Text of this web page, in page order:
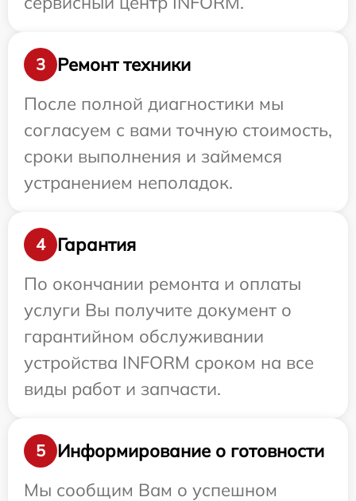
3
Ремонт техники
После полной диагностики мы
согласуем с вами точную стоимость,
сроки выполнения и займемся
устранением неполадок.
4
Гарантия
По окончании ремонта и оплаты
услуги Вы получите документ о
гарантийном обслуживании
устройства INFORM сроком на все
виды работ и запчасти.
5
Информирование о готовности
Мы сообщим Вам о успешном